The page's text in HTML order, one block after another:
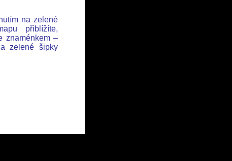
na zelené
přiblížíte,
znaménkem –
zelené šipky